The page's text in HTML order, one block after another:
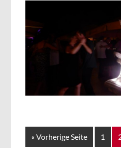
« Vorherige Seite 1